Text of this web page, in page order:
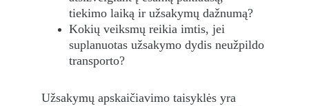
tiekimo laiką ir užsakymų dažnumą?
Kokių veiksmų reikia imtis, jei
suplanuotas užsakymo dydis neužpildo
transporto?
Užsakymų apskaičiavimo taisyklės yra